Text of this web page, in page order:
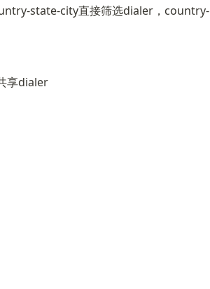
state-city直接筛选dialer，country-
享dialer